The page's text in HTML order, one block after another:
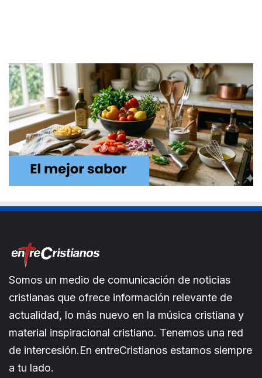
Somos un medio de comunicación de noticias
cristianas que ofrece información relevante de
actualidad, lo más nuevo en la música cristiana y
material inspiracional cristiano. Tenemos una red
de intercesión.En entreCristianos estamos siempre
a tu lado.